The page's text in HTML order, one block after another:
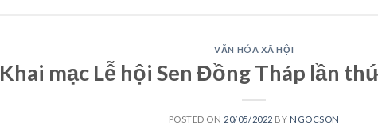
VĂN HÓA XÃ HỘI
Khai mạc Lễ hội Sen Đồng Tháp lần
POSTED ON 20/05/2022 BY NGOCSON